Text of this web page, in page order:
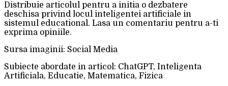
Distribuie articolul pentru a initia o dezbatere
deschisa privind locul inteligentei artificiale in
sistemul educational. Lasa un comentariu pentru a-ti
exprima opiniile.
Sursa imaginii: Social Media
Subiecte abordate in articol: ChatGPT, Inteligenta
Artificiala, Educatie, Matematica, Fizica